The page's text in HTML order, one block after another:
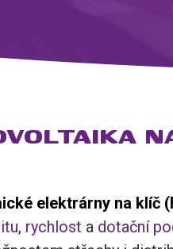
elektrárny na klíč
, rychlost a dotační